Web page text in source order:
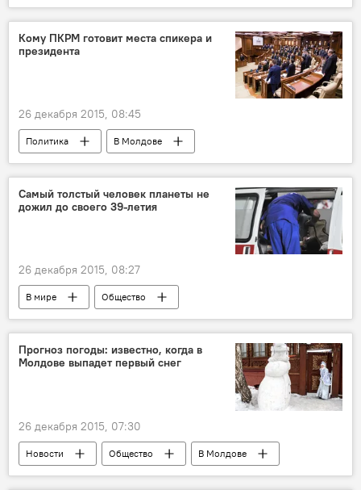
Республика Молдова
Мидриган
казино
игорный бизнес
игромания
Кому ПКРМ готовит места спикера и
президента
26 декабря 2015, 08:45
Политика
В Молдове
Республика Молдова
зарплата
спикер
Парламент президент
Cамый толстый человек планеты не
дожил до своего 39-летия
26 декабря 2015, 08:27
В мире Общество
Прогноз погоды: известно, когда в
Молдове выпадет первый снег
26 декабря 2015, 07:30
Новости Общество
В Молдове
Новый год
снег